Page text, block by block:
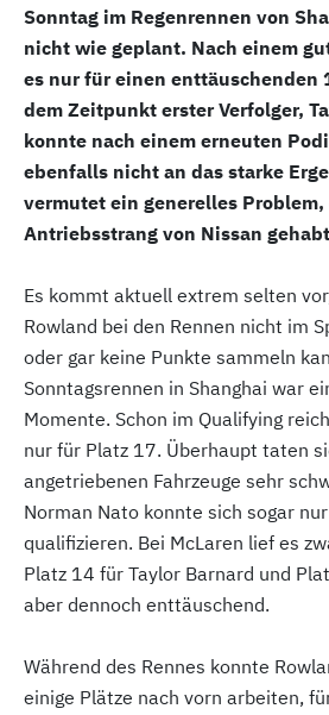
Sonntag im Regenrennen von
nicht wie geplant. Nach einem
es nur für einen enttäuschenden
dem Zeitpunkt erster Verfolger,
konnte nach einem erneuten
ebenfalls nicht an das starke
vermutet ein generelles Problem,
Antriebsstrang von Nissan
Es kommt aktuell extrem selten
Rowland bei den Rennen nicht im
oder gar keine Punkte sammeln
Sonntagsrennen in Shanghai war
Momente. Schon im Qualifying
nur für Platz 17. Überhaupt taten
angetriebenen Fahrzeuge sehr
Norman Nato konnte sich sogar
qualifizieren. Bei McLaren lief es
Platz 14 für Taylor Barnard und
aber dennoch enttäuschend.
Während des Rennes konnte
einige Plätze nach vorn arbeiten,